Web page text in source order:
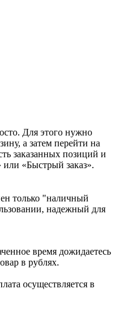
Для этого нужно
а затем перейти на
заказанных позиций и
«Быстрый заказ».
только "наличный
надежный для
время дожидаетесь
в рублях.
осуществляется в